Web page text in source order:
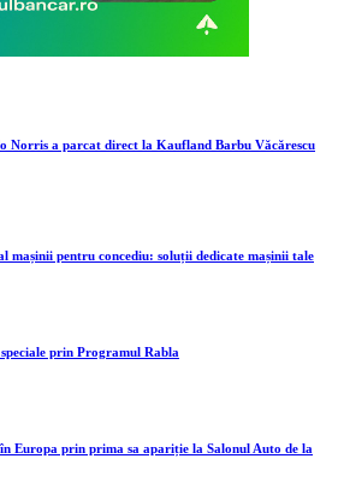
Norris a parcat direct la Kaufland Barbu Văcărescu
mașinii pentru concediu: soluții dedicate mașinii tale
prin Programul Rabla
Europa prin prima sa apariție la Salonul Auto de la